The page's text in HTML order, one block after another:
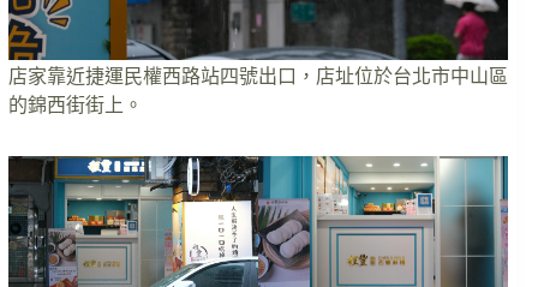
店家靠近捷運民權西路站四號出口，店址位於台北市中山區
的錦西街街上。